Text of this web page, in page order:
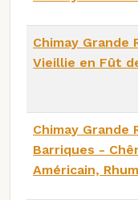
Chimay Grande
Vieillie en Fût
Chimay Grande
Barriques -
Américain,